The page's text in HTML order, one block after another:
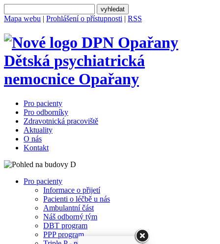
Mapa webu | Prohlášení o přístupnosti | RSS
Dětská psychiatrická
nemocnice Opařany
Pro pacienty
Pro odborníky
Zdravotnická pracoviště
Aktuality
O nás
Kontakt
Pro pacienty
Informace o přijetí
Pacienti o léčbě u nás
Ambulantní část
Náš odborný tým
DBT program
PPP program